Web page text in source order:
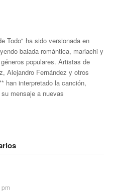
Todo" ha sido versionada en
balada romántica, mariachi y
populares. Artistas de
Alejandro Fernández y otros
han interpretado la canción,
mensaje a nuevas